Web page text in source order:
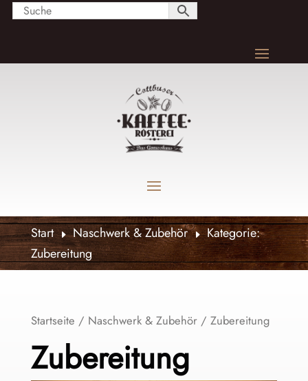
Start E Naschwerk & Zubehör E Kategorie:
Zubereitung
Startseite / Naschwerk & Zubehör/ Zubereitung
Zubereitung